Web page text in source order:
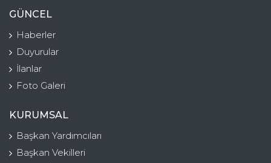
GÜNCEL
Haberler
Duyurular
İlanlar
Foto Galeri
KURUMSAL
Başkan Yardımcıları
Başkan Vekilleri